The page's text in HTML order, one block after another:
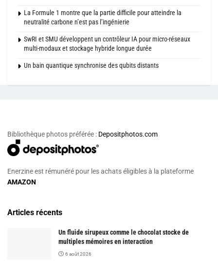
La Formule 1 montre que la partie difficile pour atteindre la
neutralité carbone n’est pas l’ingénierie
SwRI et SMU développent un contrôleur IA pour micro-réseaux
multi-modaux et stockage hybride longue durée
Un bain quantique synchronise des qubits distants
Bibliothèque photos préférée : Depositphotos.com
Enerzine est rémunéré pour les achats éligibles à la plateforme
AMAZON
Articles récents
Un fluide sirupeux comme le chocolat stocke de
multiples mémoires en interaction
6 août 2026